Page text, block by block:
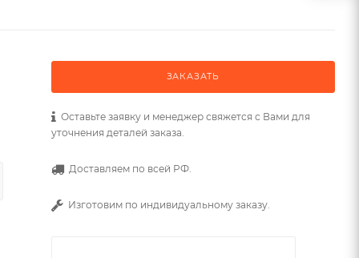
ЗАКАЗАТЬ
Оставьте заявку и менеджер свяжется с Вами для
уточнения деталей заказа.
Доставляем по всей РФ.
Изготовим по индивидуальному заказу.